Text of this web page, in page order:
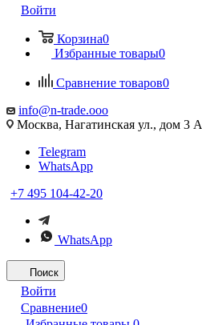
Войти
Корзина0
Избранные товары0
Сравнение товаров0
info@n-trade.ooo
Москва, Нагатинская ул., дом 3 А
Telegram
WhatsApp
+7 495 104-42-20
WhatsApp
Поиск
Войти
Сравнение0